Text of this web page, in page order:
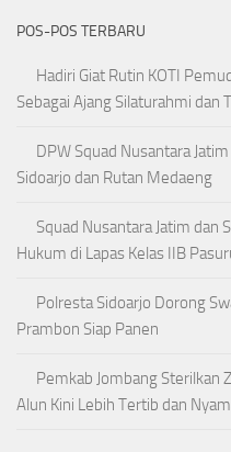
POS-POS TERBARU
Hadiri Giat Rutin KOTI
Sebagai Ajang Silaturahmi dan
DPW Squad Nusantara
Sidoarjo dan Rutan Medaeng
Squad Nusantara Jatim dan
Hukum di Lapas Kelas IIB
Polresta Sidoarjo Dorong
Prambon Siap Panen
Pemkab Jombang Sterilkan
Alun Kini Lebih Tertib dan